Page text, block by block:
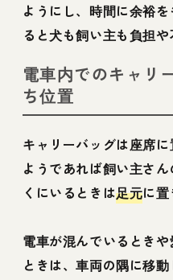
ようにし、時間に余裕
ると犬も飼い主も負担
電車内でのキャリ
ち位置
キャリーバッグは座席
ようであれば飼い主さん
くにいるときは足元に置
電車が混んでいるとき
ときは、車両の隅に移